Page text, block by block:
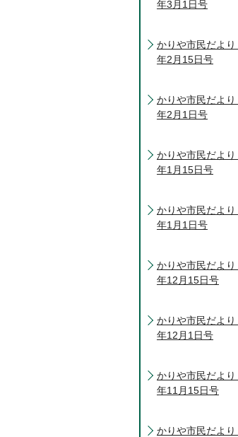
年3月1日号
かりや市民だよ
年2月15日号
かりや市民だよ
年2月1日号
かりや市民だよ
年1月15日号
かりや市民だよ
年1月1日号
かりや市民だよ
年12月15日号
かりや市民だよ
年12月1日号
かりや市民だよ
年11月15日号
かりや市民だよ